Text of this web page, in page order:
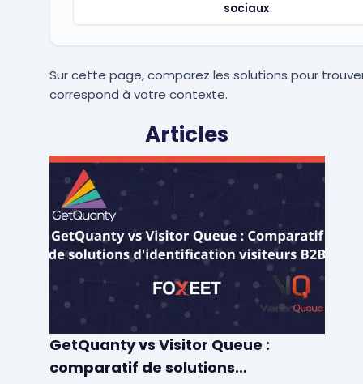
sociaux
Sur cette page, comparez les solutions pour
correspond à votre contexte.
Articles
GetQuanty vs Visitor Queue :
comparatif de solutions